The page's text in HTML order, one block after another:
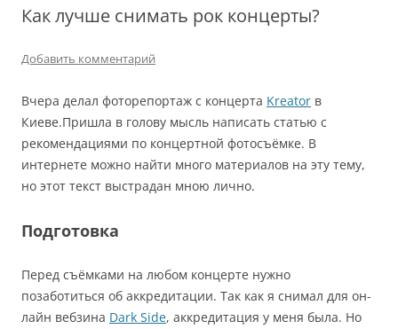
Как лучше снимать рок концерты?
Добавить комментарий
Вчера делал фоторепортаж с концерта Kreator в
Киеве.Пришла в голову мысль написать статью с
рекомендациями по концертной фотосъёмке. В
интернете можно найти много материалов на эту тему,
но этот текст выстрадан мною лично.
Подготовка
Перед съёмками на любом концерте нужно
позаботиться об аккредитации. Так как я снимал для он-
лайн вебзина Dark Side, аккредитация у меня была. Но